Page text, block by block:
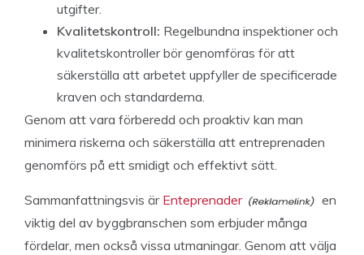
utgifter.
Kvalitetskontroll: Regelbundna inspektioner och
kvalitetskontroller bör genomföras för att
säkerställa att arbetet uppfyller de specificerade
kraven och standarderna.
Genom att vara förberedd och proaktiv kan man
minimera riskerna och säkerställa att entreprenaden
genomförs på ett smidigt och effektivt sätt.
Sammanfattningsvis är Enteprenader
en
viktig del av byggbranschen som erbjuder många
fördelar, men också vissa utmaningar. Genom att välja